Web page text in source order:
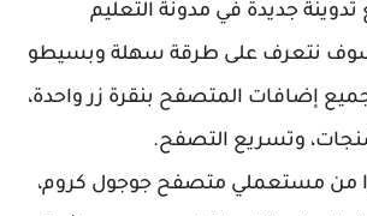
تدوينة جديدة في مدونة التعليم
سوف نتعرف على طرقة سهلة وبسيطو
إضافات المتصفح بنقرة زر واحدة،
وتسريع التصفح.
من مستعملي متصفح جوجول كروم،